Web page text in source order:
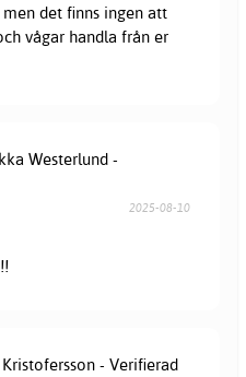
det finns ingen att
vågar handla från er
Westerlund -
2025-08-10
- Verifierad